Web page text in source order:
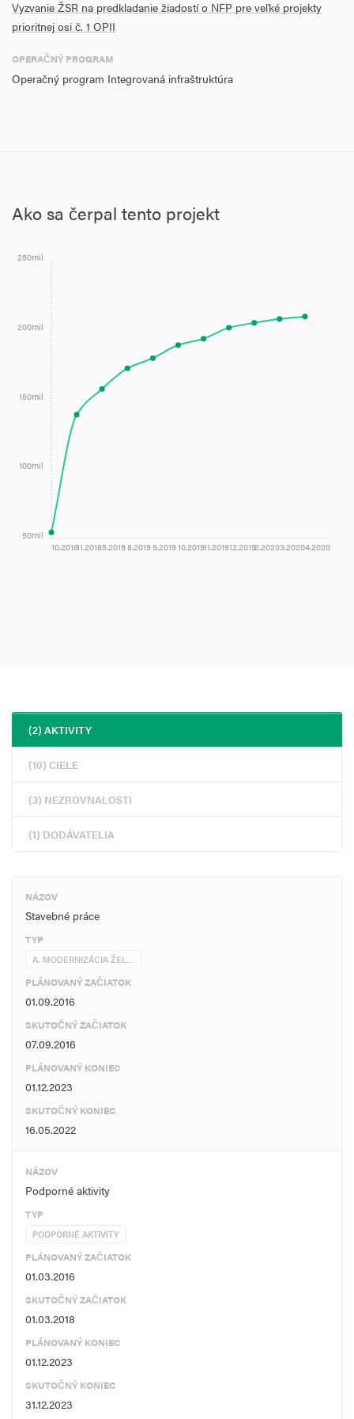
Vyzvanie ŽSR na predkladanie žiadostí o NFP pre veľké projekty
prioritnej osi č. 1 OPII
OPERAČNÝ PROGRAM
Operačný program Integrovaná infraštruktúra
Ako sa čerpal tento projekt
10.201811.20185.20198.20199.201910.201911.201912.20192.20203.20204.2020
50mil
100mil
150mil
200mil
250mil
(2) AKTIVITY
(10) CIELE
(3) NEZROVNALOSTI
(1) DODÁVATELIA
NÁZOV
Stavebné práce
TYP
A. MODERNIZÁCIA ŽEL…
PLÁNOVANÝ ZAČIATOK
01.09.2016
SKUTOČNÝ ZAČIATOK
07.09.2016
PLÁNOVANÝ KONIEC
01.12.2023
SKUTOČNÝ KONIEC
16.05.2022
NÁZOV
Podporné aktivity
TYP
PODPORNÉ AKTIVITY
PLÁNOVANÝ ZAČIATOK
01.03.2016
SKUTOČNÝ ZAČIATOK
01.03.2018
PLÁNOVANÝ KONIEC
01.12.2023
SKUTOČNÝ KONIEC
31.12.2023